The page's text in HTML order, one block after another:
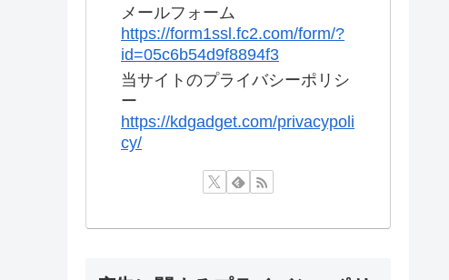
メールフォーム
https://form1ssl.fc2.com/form/?
id=05c6b54d9f8894f3
当サイトのプライバシーポリシ
ー
https://kdgadget.com/privacypoli
cy/